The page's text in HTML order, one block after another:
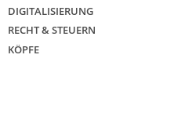
DIGITALISIERUNG
RECHT & STEUERN
KÖPFE